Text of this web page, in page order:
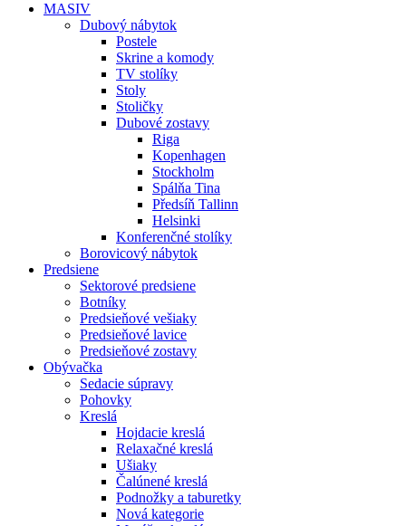
MASIV
Dubový nábytok
Postele
Skrine a komody
TV stolíky
Stoly
Stoličky
Dubové zostavy
Riga
Kopenhagen
Stockholm
Spálňa Tina
Předsíň Tallinn
Helsinki
Konferenčné stolíky
Borovicový nábytok
Predsiene
Sektorové predsiene
Botníky
Predsieňové vešiaky
Predsieňové lavice
Predsieňové zostavy
Obývačka
Sedacie súpravy
Pohovky
Kreslá
Hojdacie kreslá
Relaxačné kreslá
Ušiaky
Čalúnené kreslá
Podnožky a taburetky
Nová kategorie